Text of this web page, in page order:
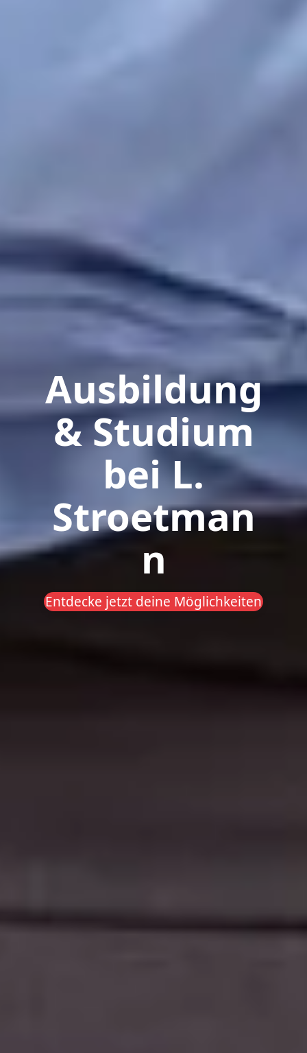
Ausbildung
& Studium
bei L.
Stroetman
n
Entdecke jetzt deine Möglichkeiten